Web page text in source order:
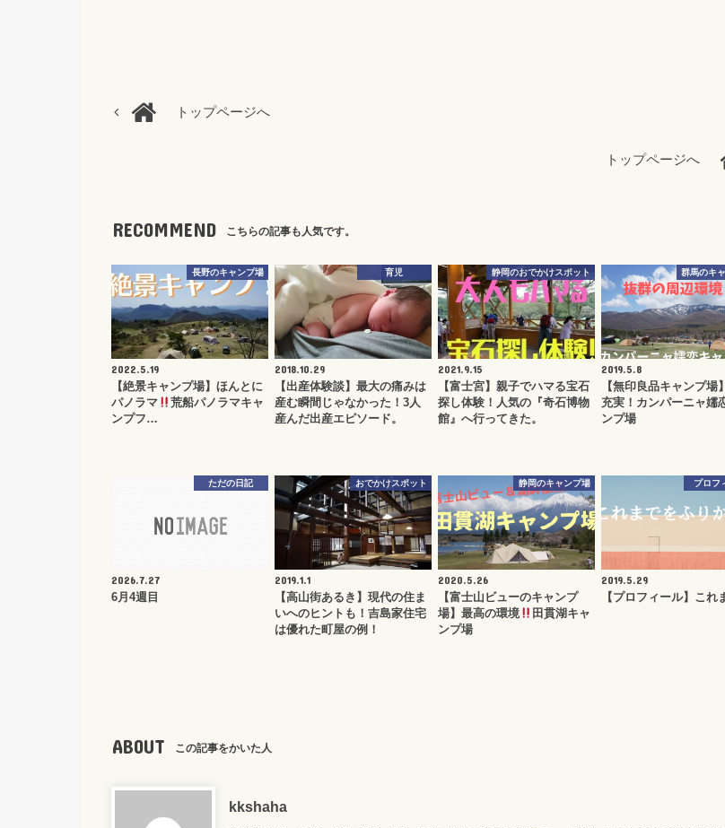
トップページへ
トップページへ
RECOMMEND こちらの記事も人気です。
長野のキャンプ場
2022.5.19
【絶景キャンプ場】ほんとに
パノラマ
荒船パノラマキャ
ンプフ…
育児
2018.10.29
【出産体験談】最大の痛みは
産む瞬間じゃなかった！3人
産んだ出産エピソード。
静岡のおでかけスポット
2021.9.15
【富士宮】親子でハマる宝石
探し体験！人気の『奇石博物
館』へ行ってきた。
群馬のキ
2019.5.8
【無印良品キャンプ場
充実！カンパーニャ嬬
ンプ場
ただの日記
2026.7.27
6月4週目
おでかけスポット
2019.1.1
【高山街あるき】現代の住ま
いへのヒントも！吉島家住宅
は優れた町屋の例！
静岡のキャンプ場
2020.5.26
【富士山ビューのキャンプ
場】最高の環境
田貫湖キャ
ンプ場
プロフ
2019.5.29
【プロフィール】これ
ABOUT この記事をかいた人
kkshaha